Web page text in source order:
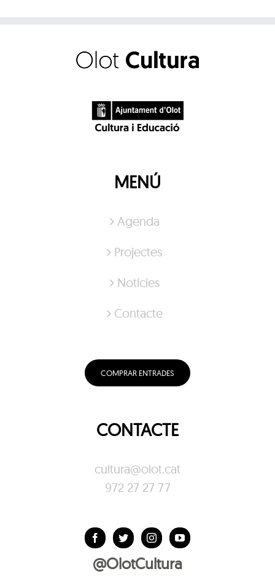
MENÚ
Agenda
Projectes
Notícies
Contacte
COMPRAR ENTRADES
CONTACTE
cultura@olot.cat
972 27 27 77
@OlotCultura